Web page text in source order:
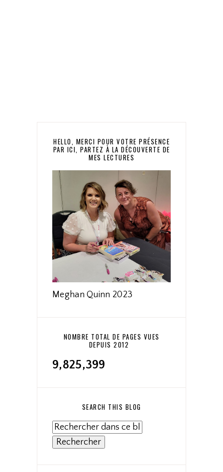
HELLO, MERCI POUR VOTRE PRÉSENCE
PAR ICI, PARTEZ À LA DÉCOUVERTE DE
MES LECTURES
Meghan Quinn 2023
NOMBRE TOTAL DE PAGES VUES
DEPUIS 2012
9,825,399
SEARCH THIS BLOG